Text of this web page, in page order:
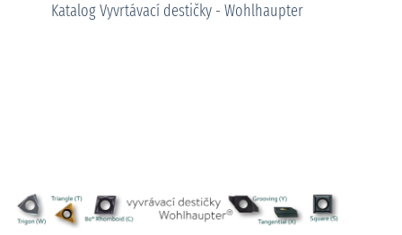
Katalog Vyvrtávací destičky - Wohlhaupter